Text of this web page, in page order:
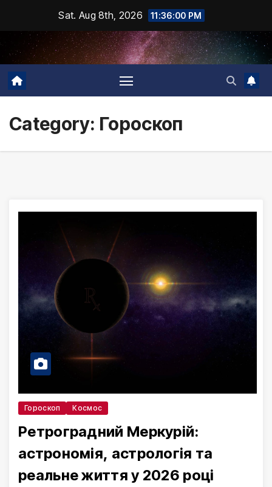
content
Sat. Aug 8th, 2026 11:36:02 PM
Category: Гороскоп
Гороскоп Космос
Ретроградний Меркурій:
астрономія, астрологія та
реальне життя у 2026 році